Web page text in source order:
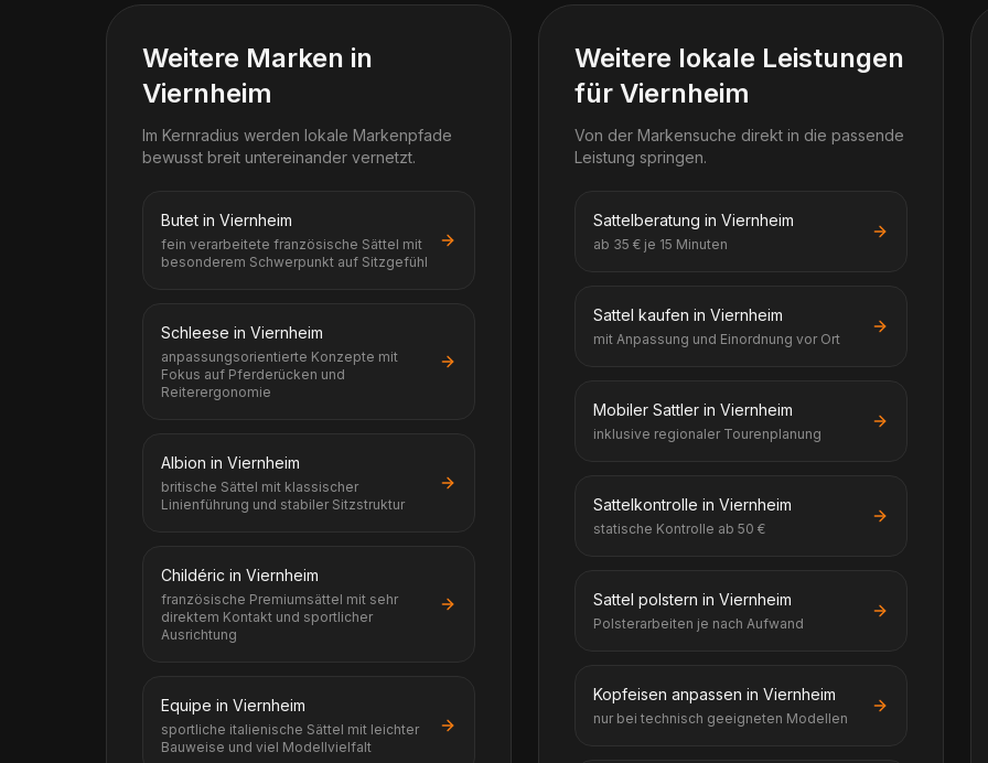
Weitere Marken in
Viernheim
Im Kernradius werden lokale Markenpfade
bewusst breit untereinander vernetzt.
Butet in Viernheim
fein verarbeitete französische Sättel mit
besonderem Schwerpunkt auf Sitzgefühl
Schleese in Viernheim
anpassungsorientierte Konzepte mit
Fokus auf Pferderücken und
Reiterergonomie
Albion in Viernheim
britische Sättel mit klassischer
Linienführung und stabiler Sitzstruktur
Childéric in Viernheim
französische Premiumsättel mit sehr
direktem Kontakt und sportlicher
Ausrichtung
Equipe in Viernheim
sportliche italienische Sättel mit leichter
Bauweise und viel Modellvielfalt
Weitere lokale Leistungen
für Viernheim
Von der Markensuche direkt in die passende
Leistung springen.
Sattelberatung in Viernheim
ab 35 € je 15 Minuten
Sattel kaufen in Viernheim
mit Anpassung und Einordnung vor Ort
Mobiler Sattler in Viernheim
inklusive regionaler Tourenplanung
Sattelkontrolle in Viernheim
statische Kontrolle ab 50 €
Sattel polstern in Viernheim
Polsterarbeiten je nach Aufwand
Kopfeisen anpassen in Viernheim
nur bei technisch geeigneten Modellen